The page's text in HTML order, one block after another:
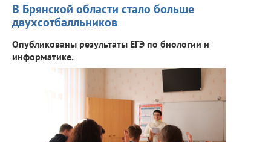
В Брянской области стало больше
двухсотбалльников
Опубликованы результаты ЕГЭ по биологии и
информатике.